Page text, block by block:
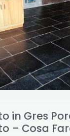
in Gres
– Cosa